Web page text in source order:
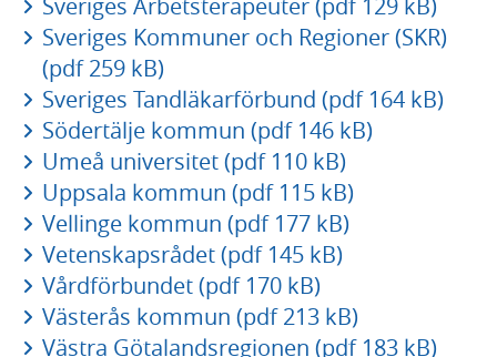
Sveriges Arbetsterapeuter (pdf 129 kB)
Sveriges Kommuner och Regioner (SKR)
(pdf 259 kB)
Sveriges Tandläkarförbund (pdf 164 kB)
Södertälje kommun (pdf 146 kB)
Umeå universitet (pdf 110 kB)
Uppsala kommun (pdf 115 kB)
Vellinge kommun (pdf 177 kB)
Vetenskapsrådet (pdf 145 kB)
Vårdförbundet (pdf 170 kB)
Västerås kommun (pdf 213 kB)
Västra Götalandsregionen (pdf 183 kB)